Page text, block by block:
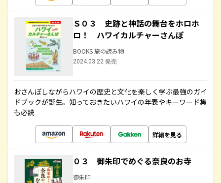
Ｓ０３ 史跡と神話の舞台をホロホ
ロ！ ハワイカルチャーさんぽ
BOOKS 旅の読み物
2024.03.22 発売
おさんぽしながらハワイの歴史と文化を楽しく学ぶ最強のガイ
ドブックが誕生。知っておきたいハワイの年表やキーワード集
も必読
詳細を見る
０３ 御朱印でめぐる奈良のお寺
御朱印